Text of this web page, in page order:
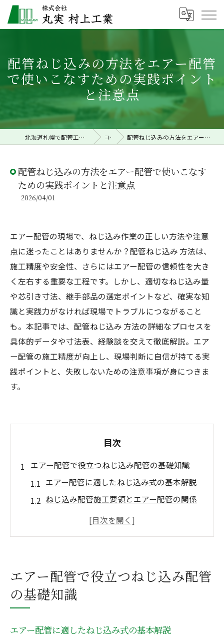
配管ねじ込みの方法をエアー配管
で使いこなすための実践ポイント
と注意点
北海道札幌で配管工事の求人なら株式会社丸実村上工業 コラム 配管ねじ込みの方法をエアー配管で使いこなすための実践ポイントと注意点
配管ねじ込みの方法をエアー配管で使いこなす
ための実践ポイントと注意点
2026/04/01
エアー配管の現場で、ねじ込み作業の正しい方法や注意
点に迷ったことはありませんか？配管ねじ込み 方法は、
施工精度や安全性、さらにはエアー配管の信頼性を大き
く左右する重要な工程です。しかし、適切なねじ込み量
や芯引き寸法、継手部品の選定ポイントなど、確実な知
識と実践力がなければ現場でトラブルにつながること
も。本記事では、配管ねじ込み 方法の詳細なプロセスを
具体的データや寸法表、経験談を交えて徹底解説。エア
ー配管の施工精度が向上し、現場判断に自信が持てる実
践ポイントと、失敗しないための注意事項が身につきま
す。
目次
エアー配管で役立つねじ込み配管の基礎知識
エアー配管に適したねじ込み式の基本解説
ねじ込み配管施工要領とエアー配管の関係
蒸気配管にも応用できるねじ込み方法のコ
ツ
ねじ込み配管施工要領をエアー配管で生か
エアー配管で役立つねじ込み配管
の基礎知識
エアー配管に適したねじ込み式の基本解説